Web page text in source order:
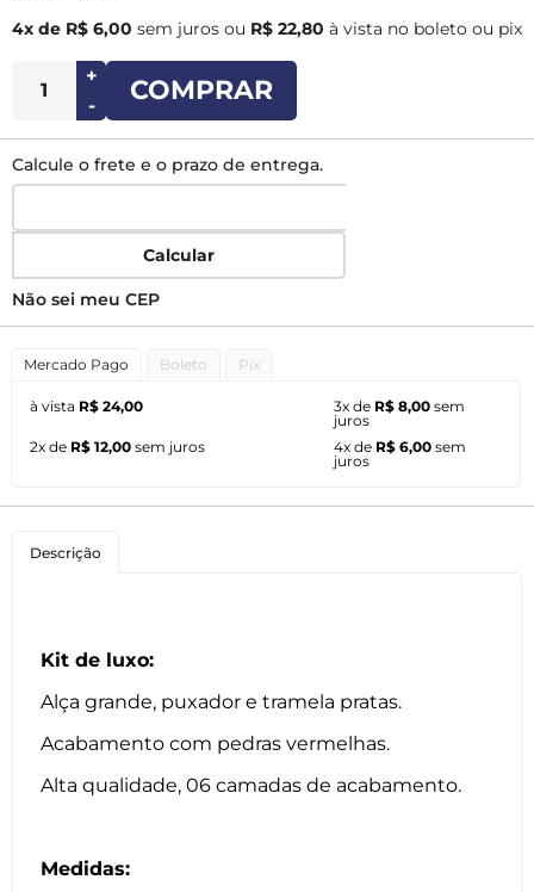
4x de R$ 6,00 sem juros ou R$ 22,80 à vista no boleto ou pix
+
-
COMPRAR
Calcule o frete e o prazo de entrega.
Calcular
Não sei meu CEP
Mercado Pago Boleto Pix
à vista R$ 24,00
2x de R$ 12,00 sem juros
3x de R$ 8,00 sem
juros
4x de R$ 6,00 sem
juros
Descrição
Kit de luxo:
Alça grande, puxador e tramela pratas.
Acabamento com pedras vermelhas.
Alta qualidade, 06 camadas de acabamento.
Medidas: